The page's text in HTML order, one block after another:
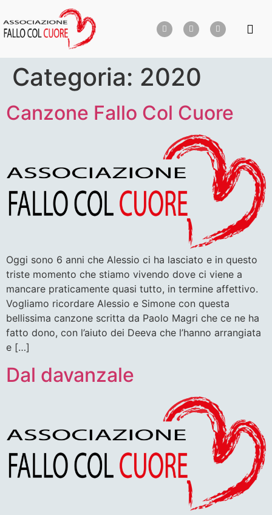
Categoria: 2020
Canzone Fallo Col Cuore
Oggi sono 6 anni che Alessio ci ha lasciato e in questo
triste momento che stiamo vivendo dove ci viene a
mancare praticamente quasi tutto, in termine affettivo.
Vogliamo ricordare Alessio e Simone con questa
bellissima canzone scritta da Paolo Magri che ce ne ha
fatto dono, con l’aiuto dei Deeva che l’hanno arrangiata
e […]
Dal davanzale